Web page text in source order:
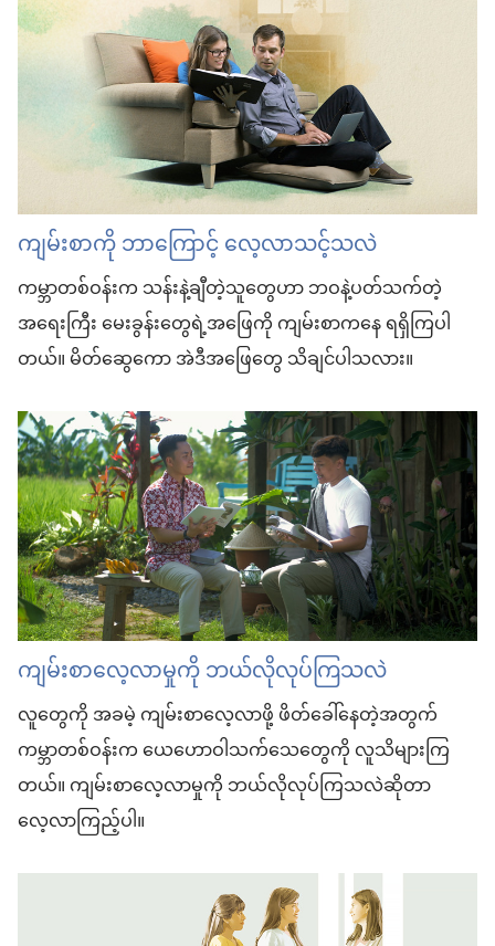
ကျမ်းစာကို ဘာကြောင့် လေ့လာသင့်သလဲ
ကမ္ဘာတစ်ဝန်းက သန်းနဲ့ချီတဲ့သူတွေဟာ ဘဝနဲ့ပတ်သက်တဲ့
အရေးကြီး မေးခွန်းတွေရဲ့အဖြေကို ကျမ်းစာကနေ ရရှိကြပါ
တယ်။ မိတ်ဆွေကော အဲဒီအဖြေတွေ သိချင်ပါသလား။
ကျမ်းစာလေ့လာမှုကို ဘယ်လိုလုပ်ကြသလဲ
လူတွေကို အခမဲ့ ကျမ်းစာလေ့လာဖို့ ဖိတ်ခေါ်နေတဲ့အတွက်
ကမ္ဘာတစ်ဝန်းက ယေဟောဝါသက်သေတွေကို လူသိများကြ
တယ်။ ကျမ်းစာလေ့လာမှုကို ဘယ်လိုလုပ်ကြသလဲဆိုတာ
လေ့လာကြည့်ပါ။